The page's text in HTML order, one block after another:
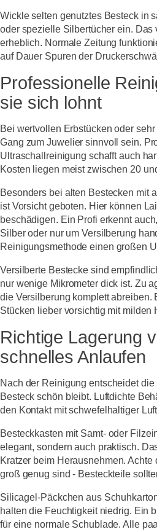
Wickle selten genutztes Besteck in
oder spezielle Silbertücher ein. Das
erheblich. Normale Zeitung
auf Dauer Spuren der
Professionelle
sie sich lohnt
Bei wertvollen Erbstücken oder
Gang zum Juwelier sinnvoll sein.
Ultraschallreinigung schafft auch
Kosten liegen meist zwischen 20
Besonders bei alten Bestecken mit
ist Vorsicht geboten. Hier können
beschädigen. Ein Profi erkennt
Silber oder nur um Versilberung
Reinigungsmethode einen großen
Versilberte Bestecke sind
nur wenige Mikrometer dick ist. Zu
die Versilberung komplett abreiben.
Stücken lieber vorsichtig mit milden
Richtige Lagerung
schnelles Anlaufen
Nach der Reinigung entscheidet
Besteck schön bleibt. Luftdichte
den Kontakt mit schwefelhaltiger
Besteckkasten mit Samt- oder
elegant, sondern auch praktisch.
Kratzer beim Herausnehmen. Achte
groß genug sind - Besteckteile
Silicagel-Päckchen aus
halten die Feuchtigkeit niedrig. Ein
für eine normale Schublade. Alle